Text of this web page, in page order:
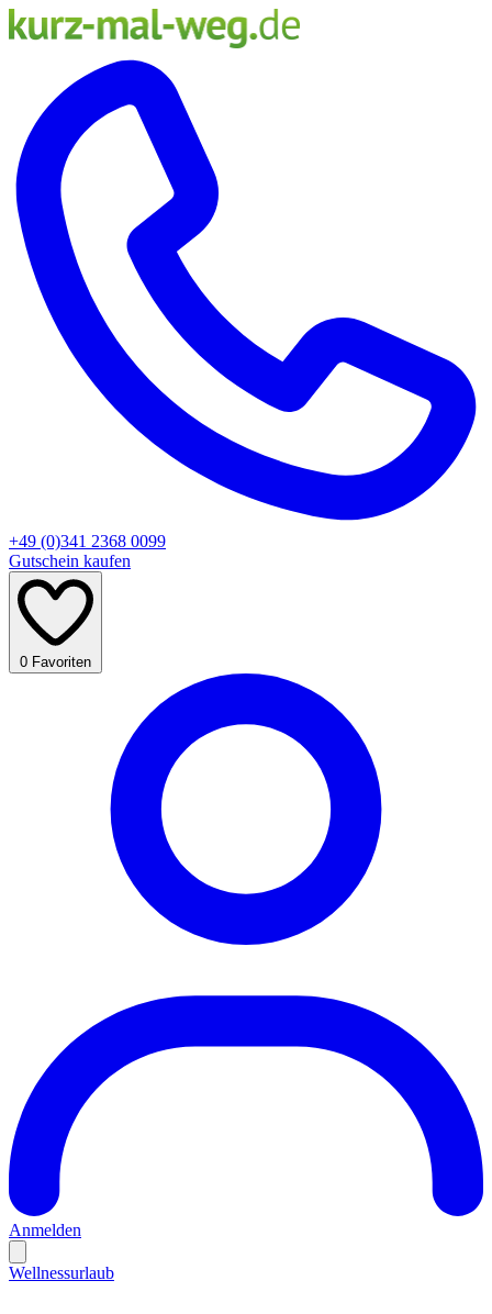
+49 (0)341 2368 0099
Gutschein kaufen
0 Favoriten
Anmelden
Wellnessurlaub